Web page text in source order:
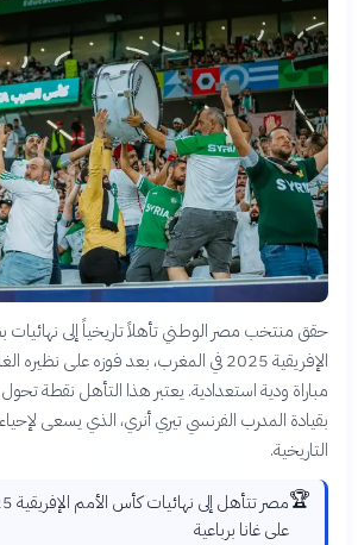
حقق منتخب مصر الوطني تأهلاً تاريخياً إلى
الإفريقية 2025 في المغرب، بعد فوزه على
مباراة ودية استعدادية. يعتبر هذا التأهل نقطة
بقيادة المدرب الفرنسي تيري أنري، الذي يسعى
التاريخية.
🏆
على غانا برباعية